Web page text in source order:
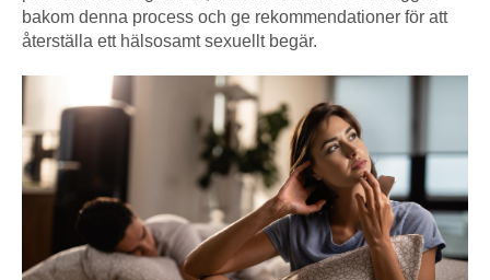
bakom denna process och ge rekommendationer för att
återställa ett hälsosamt sexuellt begär.